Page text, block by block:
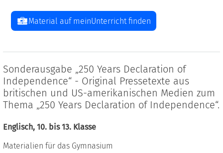
Material auf meinUnterricht finden
Sonderausgabe „250 Years Declaration of
Independence“ - Original Pressetexte aus
britischen und US-amerikanischen Medien zum
Thema „250 Years Declaration of Independence“.
Englisch, 10. bis 13. Klasse
Materialien für das Gymnasium